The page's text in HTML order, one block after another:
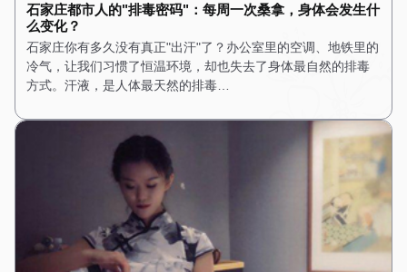
石家庄都市人的"排毒密码"：每周一次桑拿，身体会发生什
么变化？
石家庄你有多久没有真正"出汗"了？办公室里的空调、地铁里的
冷气，让我们习惯了恒温环境，却也失去了身体最自然的排毒
方式。汗液，是人体最天然的排毒…